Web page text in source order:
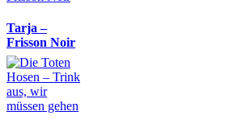
Tarja –
Frisson Noir